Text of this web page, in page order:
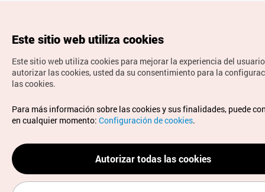
Copyrights © Organización de Turismo de Corea. Todos los
derechos reservados.
Para informes de errores y cuestiones relacionadas con el
sitio web, dirija sus consultas al correoelectrónico oficial:
spanish@knto.or.kr
Este sitio web utiliza cookies
Este sitio web utiliza cookies para mejorar la experiencia del
autorizar las cookies, usted da su consentimiento para la
las cookies.
Para más información sobre las cookies y sus finalidades, puede
en cualquier momento: Configuración de cookies.
Autorizar todas las cookies